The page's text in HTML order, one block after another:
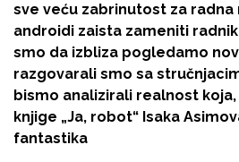
sve veću zabrinutost za radna
androidi zaista zameniti
smo da izbliza pogledamo
razgovarali smo sa
bismo analizirali realnost
knjige „Ja, robot“ Isaka
fantastika